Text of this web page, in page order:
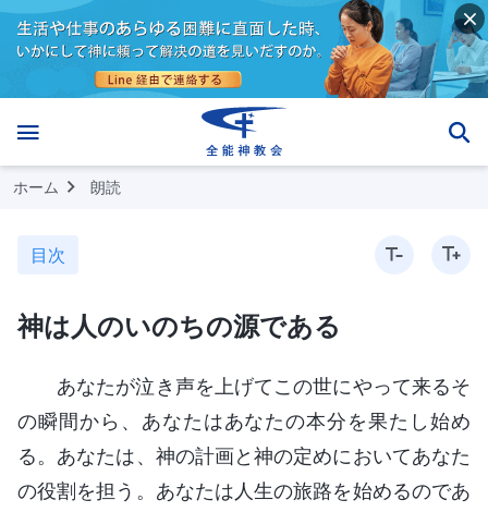
ホーム 朗読
目次
神は人のいのちの源である
あなたが泣き声を上げてこの世にやって来るそ
の瞬間から、あなたはあなたの本分を果たし始め
る。あなたは、神の計画と神の定めにおいてあなた
の役割を担う。あなたは人生の旅路を始めるのであ